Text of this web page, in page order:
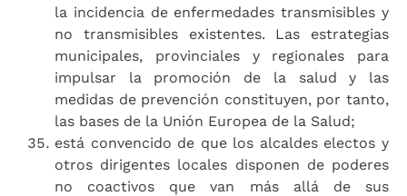
la incidencia de enfermedades transmisibles y
no transmisibles existentes. Las estrategias
municipales, provinciales y regionales para
impulsar la promoción de la salud y las
medidas de prevención constituyen, por tanto,
las bases de la Unión Europea de la Salud;
está convencido de que los alcaldes electos y
otros dirigentes locales disponen de poderes
no coactivos que van más allá de sus